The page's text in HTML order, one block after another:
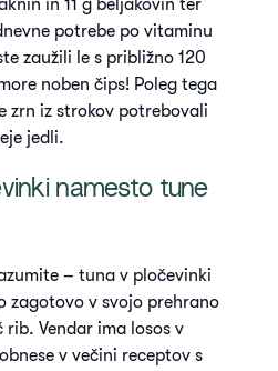
in 11 g beljakovin ter
potrebe po vitaminu
zaužili le s približno 120
noben čips! Poleg tega
zrn iz strokov potrebovali
jedli.
namesto tune
– tuna v pločevinki
zagotovo v svojo prehrano
Vendar ima losos v
v večini receptov s